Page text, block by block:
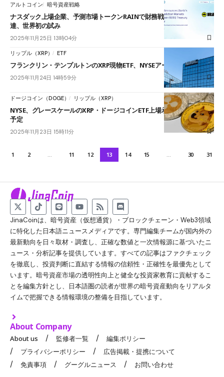
アルトコイン 暗号資産戦略
ナスダック上場企業、予測市場トークンRAINで財務戦略──332億円調
達、世界初の試み
2025年11月25日 13時04分
リップル（XRP） ETF
フランクリン・テンプルトンのXRP現物ETF、NYSEアーカが承認
2025年11月24日 14時59分
ドージコイン（DOGE） リップル（XRP）
NYSE、グレースケールのXRP・ドージコインETF上場承認──24日上場
予定
2025年11月23日 15時11分
1 2 11 12 13 14 15 30 31
JinaCoinは、暗号資産（仮想通貨）・ブロックチェーン・Web3領域
に特化した日本語ニュースメディアです。専門編集チームが国内外の
最新動向を日々取材・調査し、正確な数値と一次情報源に基づいたニ
ュース・分析記事を提供しています。すべての記事はファクチェック
を徹底し、投資判断に直結する情報の信頼性・正確性を最優先として
います。暗号資産市場の透明性向上と健全な投資家教育に貢献するこ
とを編集方針とし、日本語圏の読者が世界の暗号資産動向をリアルタ
イムで把握できる情報環境の整備を目指しています。
About Company
About us 監修者一覧
編集ポリシー
プライバシーポリシー
広告掲載・提携について
免責事項
グーグルニュース お問い合わせ